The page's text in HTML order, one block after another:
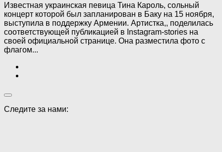
Известная украинская певица Тина Кароль, сольный
концерт которой был запланирован в Баку на 15 ноября,
выступила в поддержку Армении. Артистка,, поделилась
соответствующей публикацией в Instagram-stories на
своей официальной странице. Она разместила фото с
флагом...
Следите за нами: